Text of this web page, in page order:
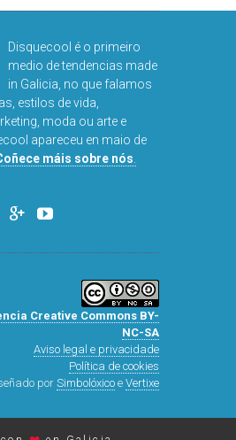
DISQUEFICHA:
Disquecool é o primeiro
medio de tendencias made
in Galicia, no que falamos
estilos de vida,
moda ou arte e
apareceu en maio de
máis sobre nós.
Creative Commons BY-
NC-SA
Aviso legal e privacidade
Política de cookies
por Simbolóxicoe Vertixe